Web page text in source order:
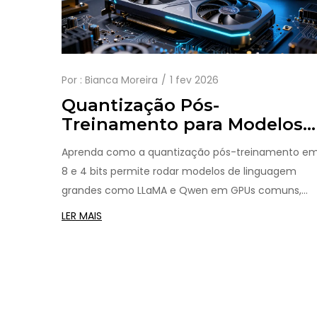
Por : Bianca Moreira 1 fev 2026
Quantização Pós-
Treinamento para Modelos
de Linguagem: Métodos de 8
e 4 Bits
Aprenda como a quantização pós-treinamento
8 e 4 bits permite rodar modelos de linguagem
grandes como LLaMA e Qwen em GPUs comuns,
com até 60% menos custo e sem perder precisão.
LER MAIS